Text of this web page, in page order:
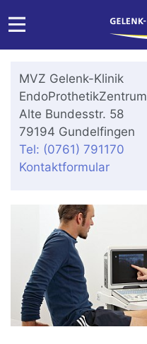
MVZ Gelenk-Klinik
EndoProthetikZentrum
Alte Bundesstr. 58
79194 Gundelfingen
Tel: (0761) 791170
Kontaktformular